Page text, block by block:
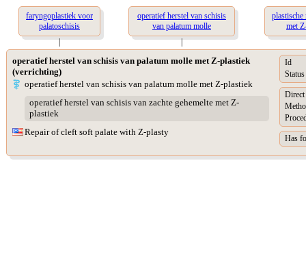
faryngoplastiek voor
palatoschisis
operatief herstel van schisis
van palatum molle
plastische
met
|
|
operatief herstel van schisis van palatum molle met Z-plastiek
(verrichting)
operatief herstel van schisis van palatum molle met Z-plastiek
operatief herstel van schisis van zachte gehemelte met Z-
plastiek
Repair of cleft soft palate with Z-plasty
Id
Status
Direct
Has